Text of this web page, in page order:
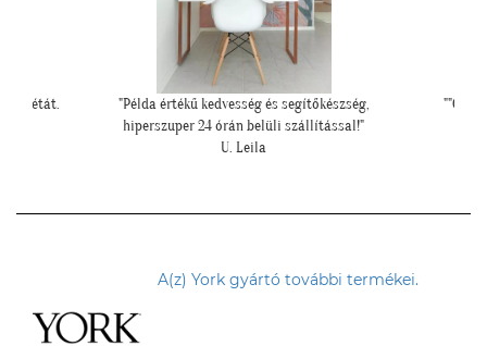
""Csatolok pár képet a dzsungeles sarokról!""
K. Laura
A(z) York gyártó további termékei.